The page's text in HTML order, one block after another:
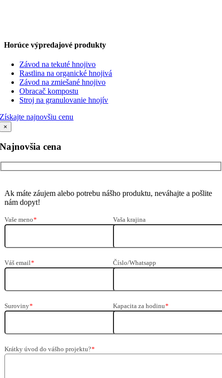
Horúce výpredajové produkty
Závod na tekuté hnojivo
Rastlina na organické hnojivá
Závod na zmiešané hnojivo
Obracač kompostu
Stroj na granulovanie hnojív
Získajte najnovšiu cenu
×
Najnovšia cena
Ak máte záujem alebo potrebu nášho produktu, neváhajte a pošlite
nám dopyt!
Vaše meno* Vaša krajina
Váš email* Číslo/Whatsapp
Suroviny* Kapacita za hodinu*
Krátky úvod do vášho projektu?*